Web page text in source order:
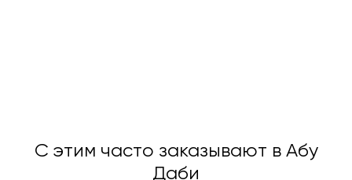
С этим часто заказывают в Абу
Даби